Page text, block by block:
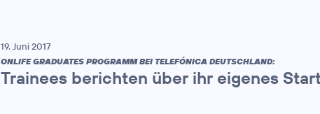
19. Juni 2017
ONLIFE GRADUATES PROGRAMM BEI TELEFÓNICA DEUTSCHLAND:
Trainees berichten über ihr eigenes